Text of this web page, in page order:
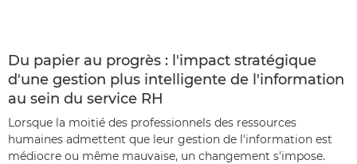
Du papier au progrès : l'impact stratégique
d'une gestion plus intelligente de l'information
au sein du service RH
Lorsque la moitié des professionnels des ressources
humaines admettent que leur gestion de l'information est
médiocre ou même mauvaise, un changement s'impose.